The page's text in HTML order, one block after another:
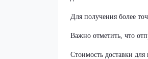
Для получения более
Важно отметить, что
Стоимость доставки